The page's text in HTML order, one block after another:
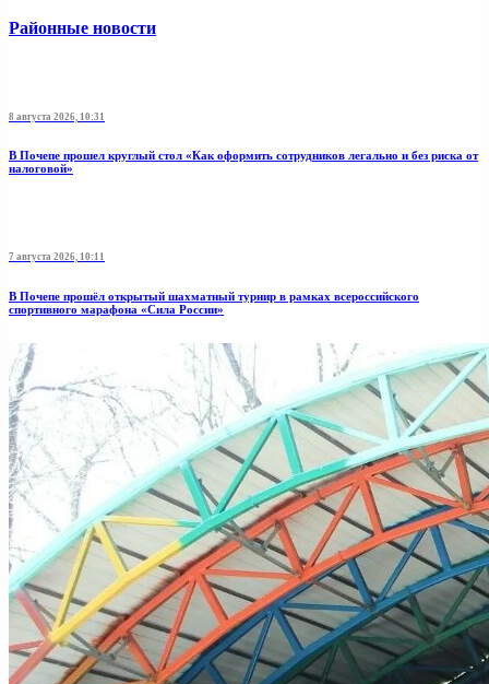
Районные новости
8 августа 2026, 10:31
В Почепе прошел круглый стол «Как оформить сотрудников легально и без риска от
налоговой»
7 августа 2026, 10:11
В Почепе прошёл открытый шахматный турнир в рамках всероссийского
спортивного марафона «Сила России»